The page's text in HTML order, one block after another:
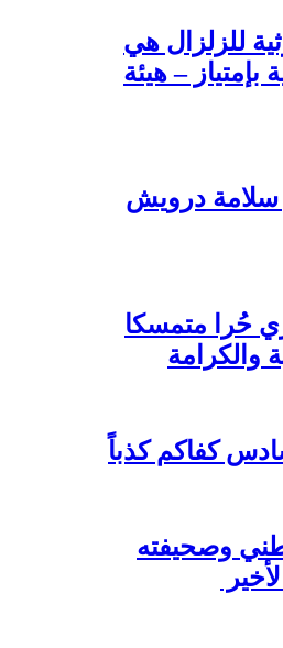
للزلزال هي
بإمتياز – هيئة
سلامة درويش
حُرا متمسكا
والكرامة
كفاكم كذباً
وصحيفته